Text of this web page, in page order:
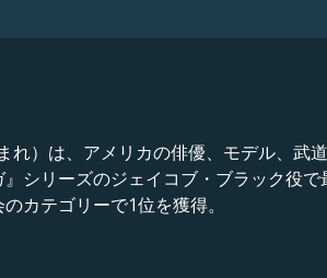
）は、アメリカの俳優、モデル、武
シリーズのジェイコブ・ブラック役
カテゴリーで1位を獲得。